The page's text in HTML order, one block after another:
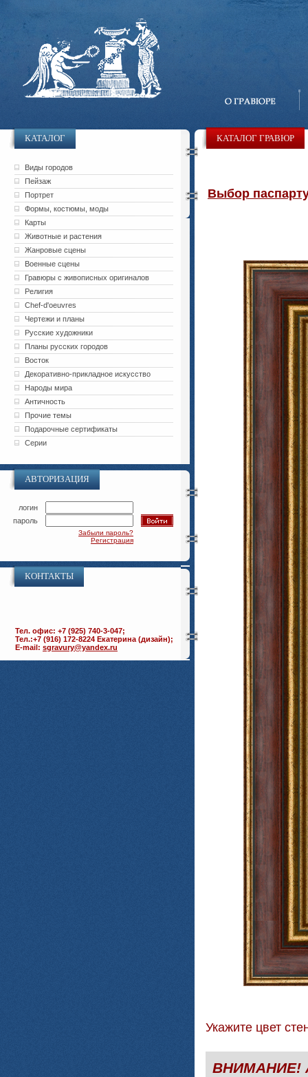
КАТАЛОГ
Виды городов
Пейзаж
Портрет
Формы, костюмы, моды
Карты
Животные и растения
Жанровые сцены
Военные сцены
Гравюры с живописных оригиналов
Религия
Chef-d'oeuvres
Чертежи и планы
Русские художники
Планы русских городов
Восток
Декоративно-прикладное искусство
Народы мира
Античность
Прочие темы
Подарочные сертификаты
Серии
АВТОРИЗАЦИЯ
логин
пароль
Забыли пароль?
Регистрация
КОНТАКТЫ
Тел. офис: +7 (925) 740-3-047;
Тел.:+7 (916) 172-8224 Екатерина (дизайн);
E-mail: sgravury@yandex.ru
КАТАЛОГ ГРАВЮР
Выбор
Укажите цвет